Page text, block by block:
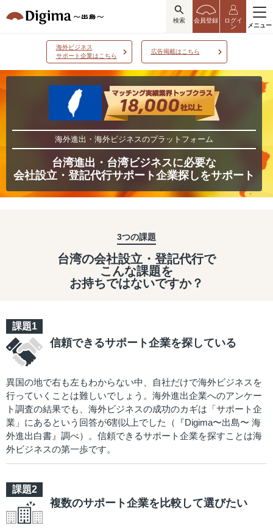
検索 会員登録
ログイ
ン
メニュー
海外ビジネス
サポート企業はこちら
広告掲載はこちら
海外進出・海外ビジネスのプラットフォーム
台湾進出・台湾ビジネスに必要な
会社設立・登記代行サポート企業探しをサポート
3つの課題
台湾の会社設立・登記代行で
こんな課題を
お持ちではないですか？
信頼できるサポート企業を探している
異国の地で右も左もわからない中、自社だけで海外ビジネスを
行っていくことは難しいでしょう。海外進出企業へのアンケー
ト調査の結果でも、海外ビジネスの成功のカギは「サポート企
業」にあるという回答が6割以上でした（『Digima〜出島〜 海
外進出白書』調べ）。信頼できるサポート企業を探すことは海
外ビジネスの第一歩です。
複数のサポート企業を比較して選びたい